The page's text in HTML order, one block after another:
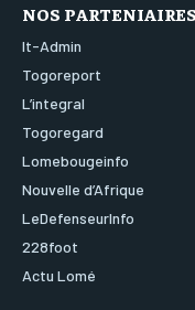
NOS PARTENIAIRES
It-Admin
Togoreport
L’integral
Togoregard
Lomebougeinfo
Nouvelle d’Afrique
LeDefenseurInfo
228foot
Actu Lomé